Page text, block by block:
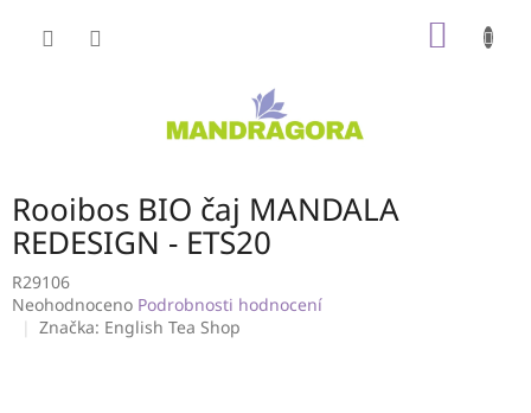
Rooibos BIO čaj MANDALA
REDESIGN - ETS20
R29106
Průměrné
hodnocení
Neohodnoceno Podrobnosti hodnocení
Značka: English Tea Shop